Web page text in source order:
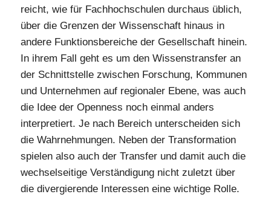
reicht, wie für Fachhochschulen durchaus üblich,
über die Grenzen der Wissenschaft hinaus in
andere Funktionsbereiche der Gesellschaft hinein.
In ihrem Fall geht es um den Wissenstransfer an
der Schnittstelle zwischen Forschung, Kommunen
und Unternehmen auf regionaler Ebene, was auch
die Idee der Openness noch einmal anders
interpretiert. Je nach Bereich unterscheiden sich
die Wahrnehmungen. Neben der Transformation
spielen also auch der Transfer und damit auch die
wechselseitige Verständigung nicht zuletzt über
die divergierende Interessen eine wichtige Rolle.